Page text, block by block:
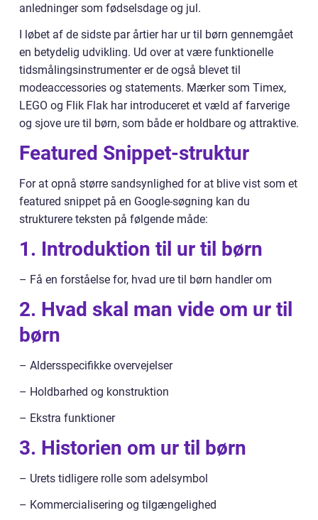
anledninger som fødselsdage og jul.
I løbet af de sidste par årtier har ur til børn gennemgået
en betydelig udvikling. Ud over at være funktionelle
tidsmålingsinstrumenter er de også blevet til
modeaccessories og statements. Mærker som Timex,
LEGO og Flik Flak har introduceret et væld af farverige
og sjove ure til børn, som både er holdbare og attraktive.
Featured Snippet-struktur
For at opnå større sandsynlighed for at blive vist som et
featured snippet på en Google-søgning kan du
strukturere teksten på følgende måde:
1. Introduktion til ur til børn
– Få en forståelse for, hvad ure til børn handler om
2. Hvad skal man vide om ur til
børn
– Aldersspecifikke overvejelser
– Holdbarhed og konstruktion
– Ekstra funktioner
3. Historien om ur til børn
– Urets tidligere rolle som adelsymbol
– Kommercialisering og tilgængelighed